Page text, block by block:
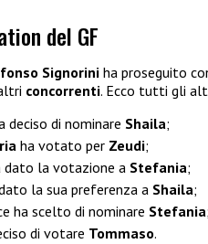
del GF
Signoriniha proseguito
concorrenti. Ecco tutti gli
deciso di nominare Shaila;
ha votato per Zeudi;
dato la votazione a Stefania;
la sua preferenza a Shaila;
ha scelto di nominare Stefania;
di votare Tommaso.